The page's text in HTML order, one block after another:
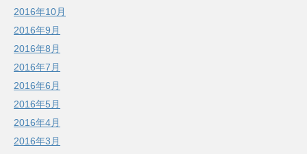
2016年10月
2016年9月
2016年8月
2016年7月
2016年6月
2016年5月
2016年4月
2016年3月